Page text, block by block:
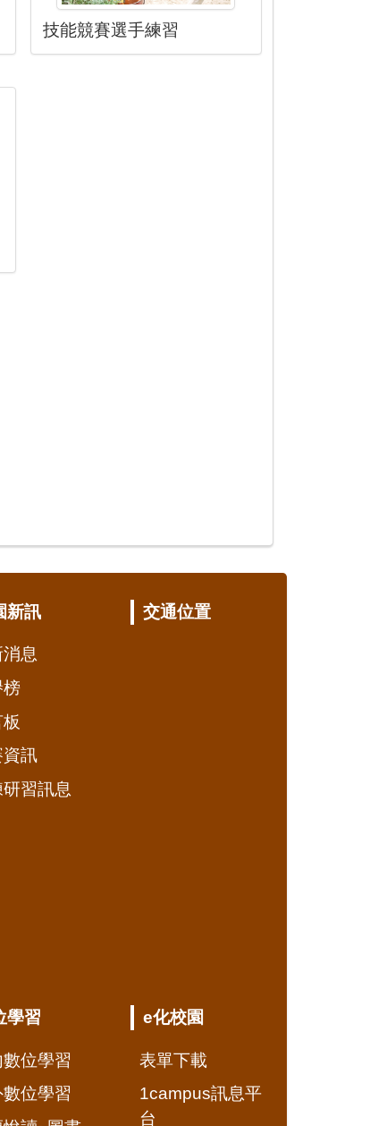
技能競賽選手練習
新訊
息
榜
訊
習訊息
交通位置
學習
位學習
位學習
e化校園
表單下載
1campus訊息平
台